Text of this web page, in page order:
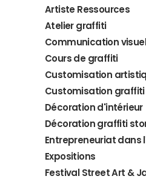
Artiste Ressources
Atelier graffiti
Communication
Cours de graffiti
Customisation
Customisation graffiti
Décoration d'intérieur
Décoration graffiti
Entrepreneuriat dans
Expositions
Festival Street Art &